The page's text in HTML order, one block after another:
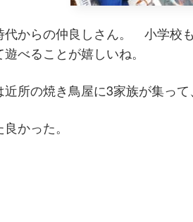
代からの仲良しさん。 小学校
べることが嬉しいね。
近所の焼き鳥屋に3家族が集っ
かった。